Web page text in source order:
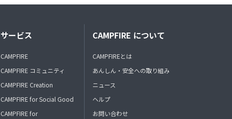
サービス
CAMPFIRE
CAMPFIRE コミュニティ
CAMPFIRE Creation
CAMPFIRE for Social Good
CAMPFIRE for
CAMPFIRE について
CAMPFIREとは
あんしん・安全への取り組み
ニュース
ヘルプ
お問い合わせ